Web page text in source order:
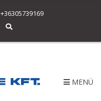
+36305739169
E
p
e
MENÜ